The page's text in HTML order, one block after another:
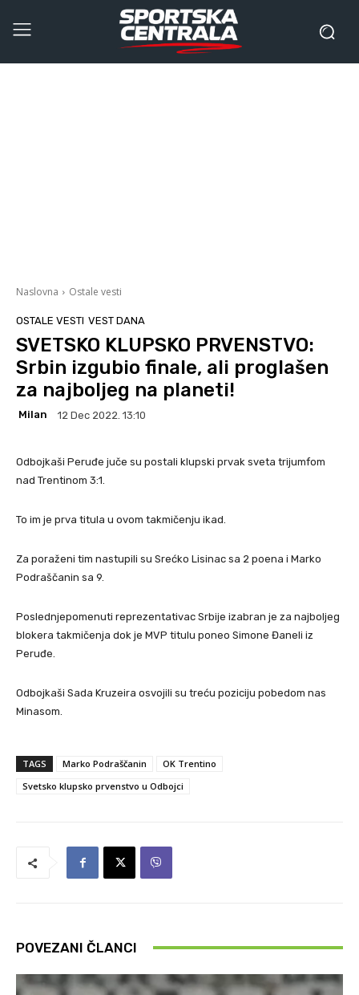
Naslovna Ostale vesti
OSTALE VESTI VEST DANA
SVETSKO KLUPSKO PRVENSTVO:
Srbin izgubio finale, ali proglašen
za najboljeg na planeti!
Milan 12 Dec 2022. 13:10
Odbojkaši Peruđe juče su postali klupski prvak sveta trijumfom
nad Trentinom 3:1.
To im je prva titula u ovom takmičenju ikad.
Za poraženi tim nastupili su Srećko Lisinac sa 2 poena i Marko
Podraščanin sa 9.
Poslednjepomenuti reprezentativac Srbije izabran je za najboljeg
blokera takmičenja dok je MVP titulu poneo Simone Đaneli iz
Peruđe.
Odbojkaši Sada Kruzeira osvojili su treću poziciju pobedom nas
Minasom.
TAGS Marko Podraščanin
OK Trentino
Svetsko klupsko prvenstvo u Odbojci
POVEZANI ČLANCI